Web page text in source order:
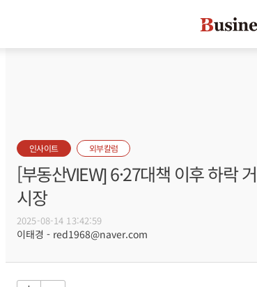
인사이트 외부칼럼
[부동산VIEW] 6·27대책 이후 하락
시장
2025-08-14 13:42:59
이태경 - red1968@naver.com